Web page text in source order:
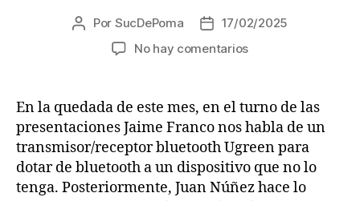
Autor
Por SucDePoma
Fecha17/02/2025
No hay comentariosen
febrero
2025
(primera
parte)
En la quedada de este mes, en el turno de las
presentaciones Jaime Franco nos habla de un
transmisor/receptor bluetooth Ugreen para
dotar de bluetooth a un dispositivo que no lo
tenga. Posteriormente, Juan Núñez hace lo